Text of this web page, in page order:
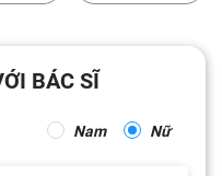
BÁC SĨ
Nam Nữ